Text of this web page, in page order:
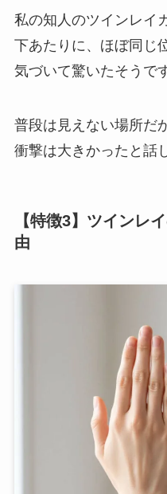
私の知人のツインレイ
下あたりに、ほぼ同じ
気づいて驚いたそうで
普段は見えない場所だ
衝撃は大きかったと話
【特徴3】ツインレ
由